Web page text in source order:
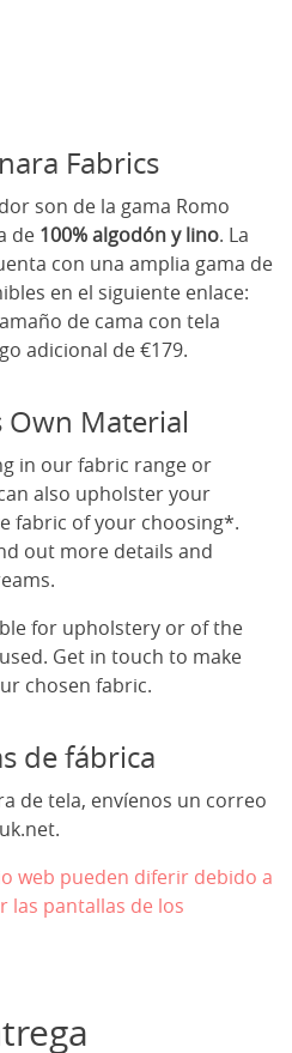
Fabrics
son de la gama Romo
de 100% algodón y lino. La
con una amplia gama de
en el siguiente enlace:
de cama con tela
adicional de €179.
Own Material
in our fabric range or
also upholster your
fabric of your choosing*.
out more details and
for upholstery or of the
Get in touch to make
chosen fabric.
de fábrica
de tela, envíenos un correo
.
web pueden diferir debido a
las pantallas de los